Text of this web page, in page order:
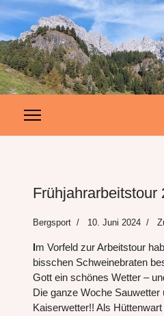
Frühjahrarbeitstour
Bergsport 10. Juni 2024
m Vorfeld zur Arbeitstour
bisschen Schweinebraten
Gott ein schönes Wetter –
Die ganze Woche
Kaiserwetter!! Als